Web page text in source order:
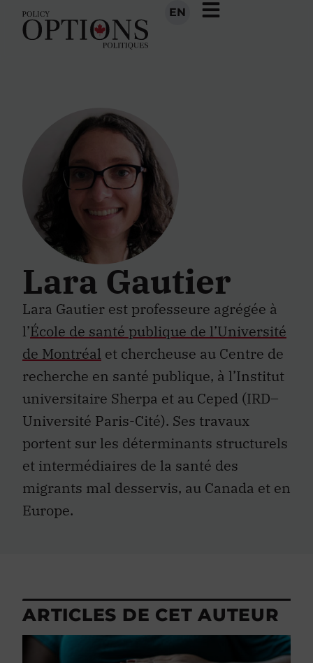
EN
Lara Gautier
Lara Gautier est professeure agrégée à
l’École de santé publique de l’Université
de Montréal et chercheuse au Centre de
recherche en santé publique, à l’Institut
universitaire Sherpa et au Ceped (IRD–
Université Paris-Cité). Ses travaux
portent sur les déterminants structurels
et intermédiaires de la santé des
migrants mal desservis, au Canada et en
Europe.
ARTICLES DE CET AUTEUR